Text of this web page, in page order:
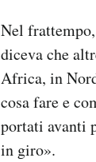
Nel
diceva che
Africa, in
cosa fare e
portati avanti
in giro».